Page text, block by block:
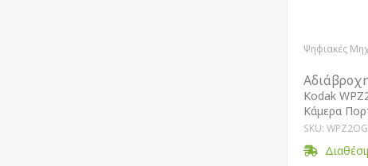
Ψηφιακές
Kodak
Κάμερα
SKU: WPZ2OG